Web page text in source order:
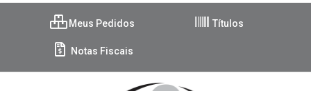
Meus Pedidos Títulos
Notas Fiscais